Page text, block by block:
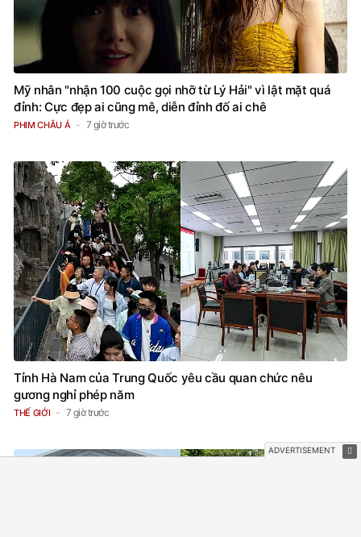
Mỹ nhân "nhận 100 cuộc gọi nhỡ từ Lý Hải" vì lật mặt quá
đỉnh: Cực đẹp ai cũng mê, diễn đỉnh đố ai chê
7 giờ trước
Tỉnh Hà Nam của Trung Quốc yêu cầu quan chức nêu
gương nghỉ phép năm
7 giờ trước